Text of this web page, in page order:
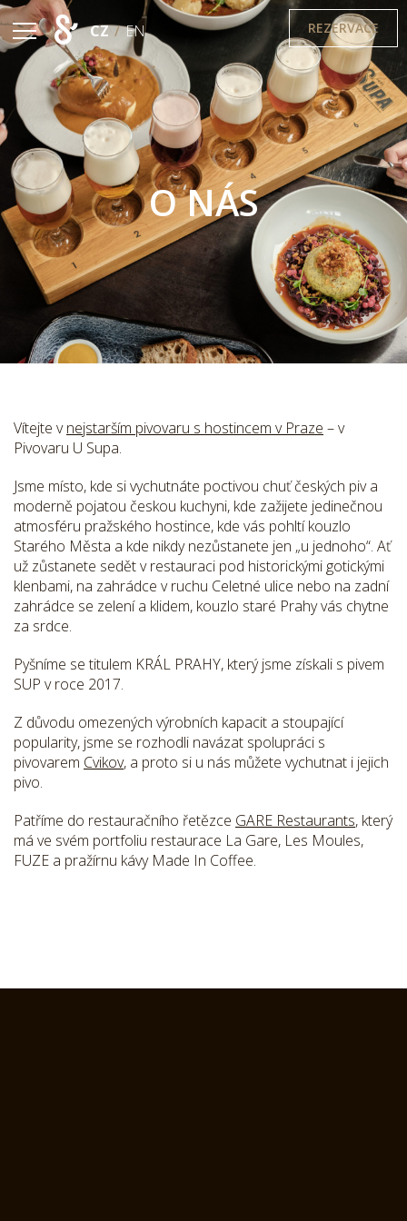
CZ / EN REZERVACE
O NÁS
Vítejte vnejstarším pivovaru s hostincem v Praze – v
Pivovaru U Supa.
Jsme místo, kde si vychutnáte poctivou chuť českých piv a
moderně pojatou českou kuchyni, kde zažijete jedinečnou
atmosféru pražského hostince, kde vás pohltí kouzlo
Starého Města a kde nikdy nezůstanete jen „u jednoho“. Ať
už zůstanete sedět v restauraci pod historickými gotickými
klenbami, na zahrádce v ruchu Celetné ulice nebo na zadní
zahrádce se zelení a klidem, kouzlo staré Prahy vás chytne
za srdce.
Pyšníme se titulem KRÁL PRAHY, který jsme získali s pivem
SUP v roce 2017.
Z důvodu omezených výrobních kapacit a stoupající
popularity, jsme se rozhodli navázat spolupráci s
pivovarem Cvikov, a proto si u nás můžete vychutnat i jejich
pivo.
Patříme do restauračního řetězce GARE Restaurants, který
má ve svém portfoliu restaurace La Gare, Les Moules,
FUZE a pražírnu kávy Made In Coffee.